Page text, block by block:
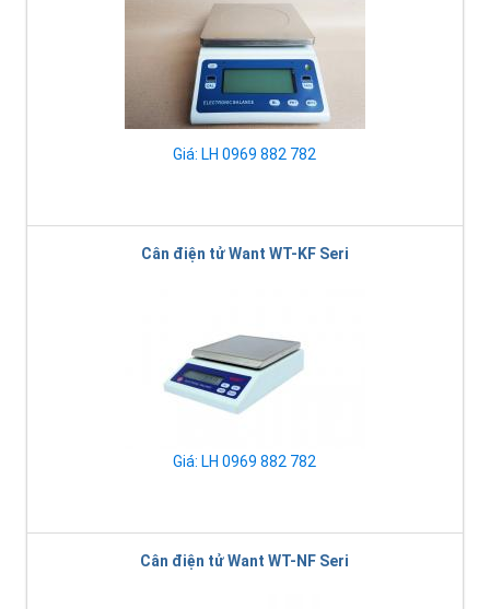
Giá: LH 0969 882 782
Cân điện tử Want WT-KF Seri
Giá: LH 0969 882 782
Cân điện tử Want WT-NF Seri